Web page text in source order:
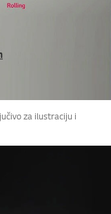
za ilustraciju i